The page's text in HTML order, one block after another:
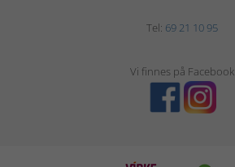
Tel: 69 21 10 95
Vi finnes på Facebook